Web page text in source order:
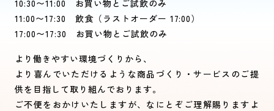
10:30〜11:00 お買い物とご試飲のみ
11:00〜17:30 飲食（ラストオーダー 17:00）
17:00〜17:30 お買い物とご試飲のみ
より働きやすい環境づくりから、
より喜んでいただけるような商品づくり・サービスのご提
供を目指して取り組んでおります。
ご不便をおかけいたしますが、なにとぞご理解賜りますよ